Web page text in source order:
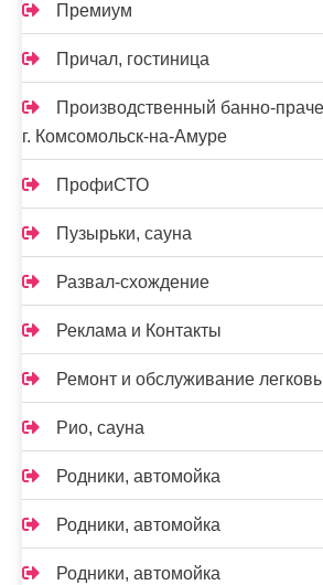
Премиум
Причал, гостиница
Производственный банно-
г. Комсомольск-на-Амуре
ПрофиСТО
Пузырьки, сауна
Развал-схождение
Реклама и Контакты
Ремонт и обслуживание
Рио, сауна
Родники, автомойка
Родники, автомойка
Родники, автомойка